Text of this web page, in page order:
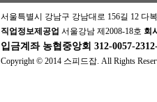
서울특별시 강남구 강남대로 156길 12 다
직업정보제공업 서울강남 제2008-18호 회
입금계좌 농협중앙회 312-0057-
Copyright © 2014 스피드잡. All Rights